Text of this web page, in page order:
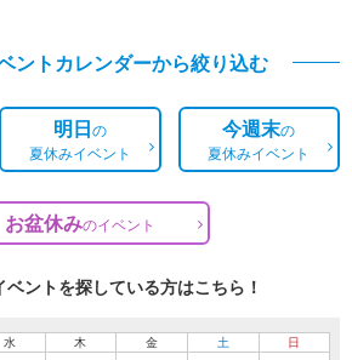
ントカレンダーから絞り込む
明日の
夏休みイベント
今週末の
夏休みイベント
お盆休みのイベント
ントを探している方はこちら！
水 木 金 土 日